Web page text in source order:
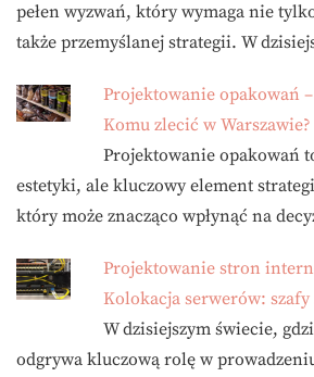
pełen wyzwań, który wymaga nie
także przemyślanej strategii. W
Projektowanie opakowań
Komu zlecić w Warszawie?
Projektowanie opakowań
estetyki, ale kluczowy element
który może znacząco wpłynąć na
Projektowanie stron
Kolokacja serwerów:
W dzisiejszym świecie,
odgrywa kluczową rolę w